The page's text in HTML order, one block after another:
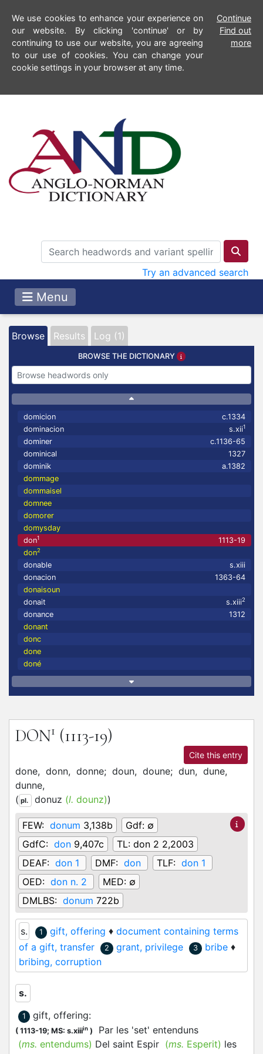
We use cookies to enhance your experience on
our website. By clicking 'continue' or by
continuing to use our website, you are agreeing
to our use of cookies. You can change your
cookie settings in your browser at any time.
Continue
Find out
more
Try an advanced search
Menu
Browse Results Log (1)
BROWSE THE DICTIONARY
domicion
c.1334
dominacion
s.xii1
dominer
c.1136-65
dominical
1327
dominik
a.1382
dommage
dommaisel
domnee
domorer
domysday
don1
1113-19
don2
donable
s.xiii
donacion
1363-64
donaisoun
donait
s.xiii2
donance
1312
donant
donc
done
doné
DON1 (1113-19)
Cite this entry
done, donn, donne; doun, doune; dun, dune,
dunne,
( pl. donuz (l. dounz))
FEW: donum 3,138b Gdf: ∅
GdfC: don 9,407c TL: don 2 2,2003
DEAF: don 1 DMF: don TLF: don 1
OED: don n. 2 MED: ∅
DMLBS: donum 722b
s. 1 gift, offering ♦ document containing terms
of a gift, transfer
2 grant, privilege 3 bribe ♦
bribing, corruption
s.
1 gift, offering:
( 1113-19; MS: s.xiiiin )
Par les 'set' entenduns
(ms. entendums) Del saint Espir (ms. Esperit) les